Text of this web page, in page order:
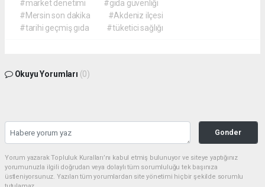
#market denetimi
#gıda güvenliği
#Mersin son dakika
#Akdeniz ilçesi
#tarihi geçmiş gıda
#tüketici sağlığı
Okuyu Yorumları (0)
Gonder
Yorum yazarak Topluluk Kuralları’nı kabul etmiş bulunuyor ve siteye yaptığınız
yorumunuzla ilgili doğrudan veya dolaylı tüm sorumluluğu tek başınıza
üstleniyorsunuz. Yazılan tüm yorumlardan site yönetimi hiçbir şekilde sorumlu